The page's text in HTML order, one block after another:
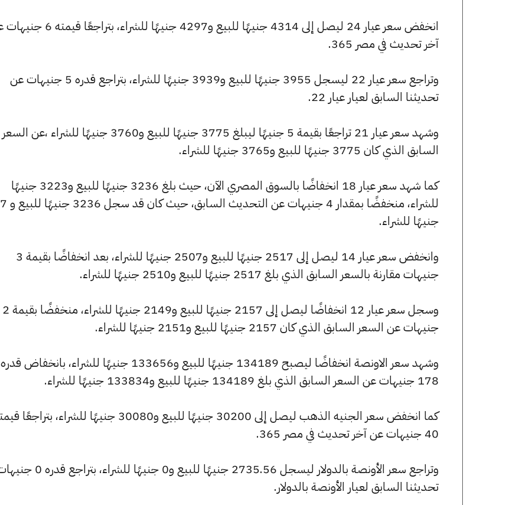
انخفض سعر عيار 24 ليصل إلى 4314 جنيهًا للبيع و4297 جنيهًا للشراء،
آخر تحديث في مصر 365.
وتراجع سعر عيار 22 ليسجل 3955 جنيهًا للبيع و3939 جنيهًا للشراء، بتراجع قدره 5 جنيهات عن
تحديثنا السابق لعيار عيار 22.
وشهد سعر عيار 21 تراجعًا بقيمة 5 جنيهًا ليبلغ 3775 جنيهًا للبيع و3760 جنيهًا للشراء ،عن السعر
السابق الذي كان 3775 جنيهًا للبيع و3765 جنيهًا للشراء.
كما شهد سعر عيار 18 انخفاضًا بالسوق المصري الآن، حيث بلغ 3236 جنيهًا للبيع و3223 جنيهًا
للشراء،
جنيهًا للشراء.
وانخفض سعر عيار 14 ليصل إلى 2517 جنيهًا للبيع و2507 جنيهًا للشراء، بعد انخفاضًا بقيمة 3
جنيهات مقارنة بالسعر السابق الذي بلغ 2517 جنيهًا للبيع و2510 جنيهًا للشراء.
وسجل سعر عيار 12 انخفاضًا ليصل إلى 2157 جنيهًا للبيع و2149 جنيهًا للشراء، منخفضًا بقيمة 2
جنيهات عن السعر السابق الذي كان 2157 جنيهًا للبيع و2151 جنيهًا للشراء.
وشهد سعر الاونصة انخفاضًا ليصبح 134189 جنيهًا للبيع و133656 جنيهًا للشراء، بانخفاض قدره
178 جنيهات عن السعر السابق الذي بلغ 134189 جنيهًا للبيع و133834 جنيهًا للشراء.
كما انخفض سعر الجنيه الذهب ليصل إلى 30200 جنيهًا للبيع و30080 جنيهًا للشراء،
40 جنيهات عن آخر تحديث في مصر 365.
وتراجع سعر الأونصة بالدولار ليسجل 2735.56 جنيهًا
تحديثنا السابق لعيار الأونصة بالدولار.